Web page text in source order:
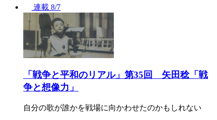
連載 8/7
「戦争と平和のリアル」第35回 矢田稔「戦
争と想像力」
自分の歌が誰かを戦場に向かわせたのかもしれない